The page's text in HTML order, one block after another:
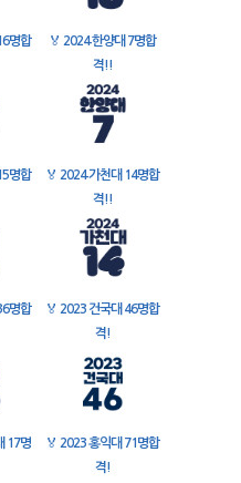
명합
🏅 2024 한양대 7명합
격!!
명합
🏅 2024 가천대 14명합
격!!
명합
🏅 2023 건국대 46명합
격!
17명
🏅 2023 홍익대 71명합
격!